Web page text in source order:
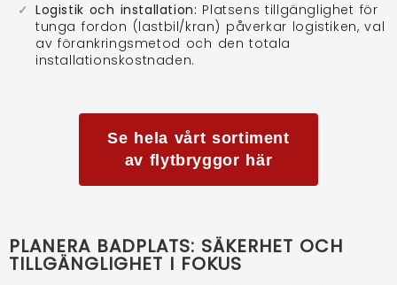
Logistik och installation: Platsens tillgänglighet för
tunga fordon (lastbil/kran) påverkar logistiken, val
av förankringsmetod och den totala
installationskostnaden.
Se hela vårt sortiment
av flytbryggor här
PLANERA BADPLATS: SÄKERHET OCH
TILLGÄNGLIGHET I FOKUS